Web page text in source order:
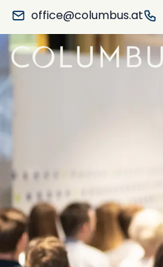
office@columbus.at